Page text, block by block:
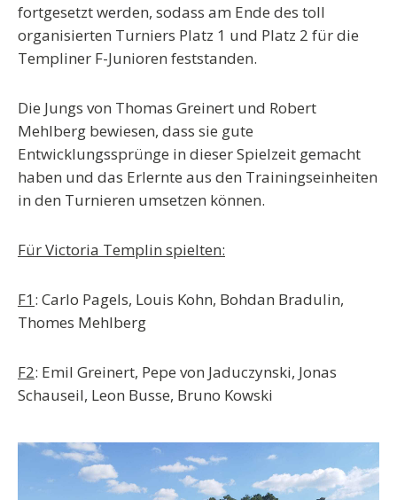
fortgesetzt werden, sodass am Ende des toll
organisierten Turniers Platz 1 und Platz 2 für die
Templiner F-Junioren feststanden.
Die Jungs von Thomas Greinert und Robert
Mehlberg bewiesen, dass sie gute
Entwicklungssprünge in dieser Spielzeit gemacht
haben und das Erlernte aus den Trainingseinheiten
in den Turnieren umsetzen können.
Für Victoria Templin spielten:
F1: Carlo Pagels, Louis Kohn, Bohdan Bradulin,
Thomes Mehlberg
F2: Emil Greinert, Pepe von Jaduczynski, Jonas
Schauseil, Leon Busse, Bruno Kowski